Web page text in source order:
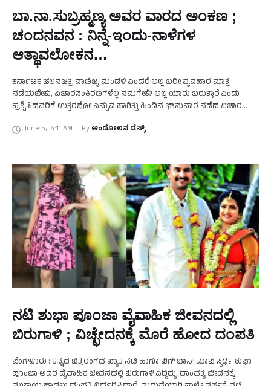
ಬಾ.ನಾ.ಸುಬ್ರಹ್ಮಣ್ಯ ಅವರ ವಾರದ ಅಂಕಣ ;
ಚಂದನವನ : ನಿನ್ನೆ-ಇಂದು-ನಾಳೆಗಳ
ಆತ್ಥಾವಲೋಕನ…
ಕರ್ನಾಟಕ ಚಲನಚಿತ್ರ ವಾಣಿಜ್ಯ ಮಂಡಳಿ ಎಂದರೆ ಅಲ್ಲಿ ಬರೀ ವ್ಯವಹಾರ ಮಾತ್ರ
ನಡೆಯಬೇಕು, ವಿಚಾರಸಂಕಿರಣಗಳೆಲ್ಲ ನಮಗೇಕೆ? ಅಲ್ಲಿ ಯಾರು ಬರುತ್ತಾರೆ ಎಂದು
ಪ್ರಶ್ನಿಸಿದವರಿಗೆ ಉತ್ತರವೋ ಎನ್ನುವ ಹಾಗಿತ್ತು ಹಿಂದಿನ ಭಾನುವಾರ ನಡೆದ ವಿಚಾರ
June 5, 6:11 AM By ಆಂದೋಲನ ಡೆಸ್ಕ್
ನಟಿ ಶುಭಾ ಪೂಂಜಾ ವೈವಾಹಿಕ ಜೀವನದಲ್ಲಿ
ಬಿರುಗಾಳಿ ; ವಿಚ್ಛೇದನಕ್ಕೆ ಮೊರೆ ಹೋದ ದಂಪತಿ
ಬೆಂಗಳೂರು : ಕನ್ನಡ ಚಿತ್ರರಂಗದ ಖ್ಯಾತ ನಟಿ ಹಾಗೂ ಬಿಗ್ ಬಾಸ್ ಮಾಜಿ ಸ್ಪರ್ಧಿ ಶುಭಾ
ಪೂಂಜಾ ಅವರ ವೈವಾಹಿಕ ಜೀವನದಲ್ಲಿ ಬಿರುಗಾಳಿ ಎದ್ದಿದ್ದು, ದಾಂಪತ್ಯ ಜೀವನಕ್ಕೆ